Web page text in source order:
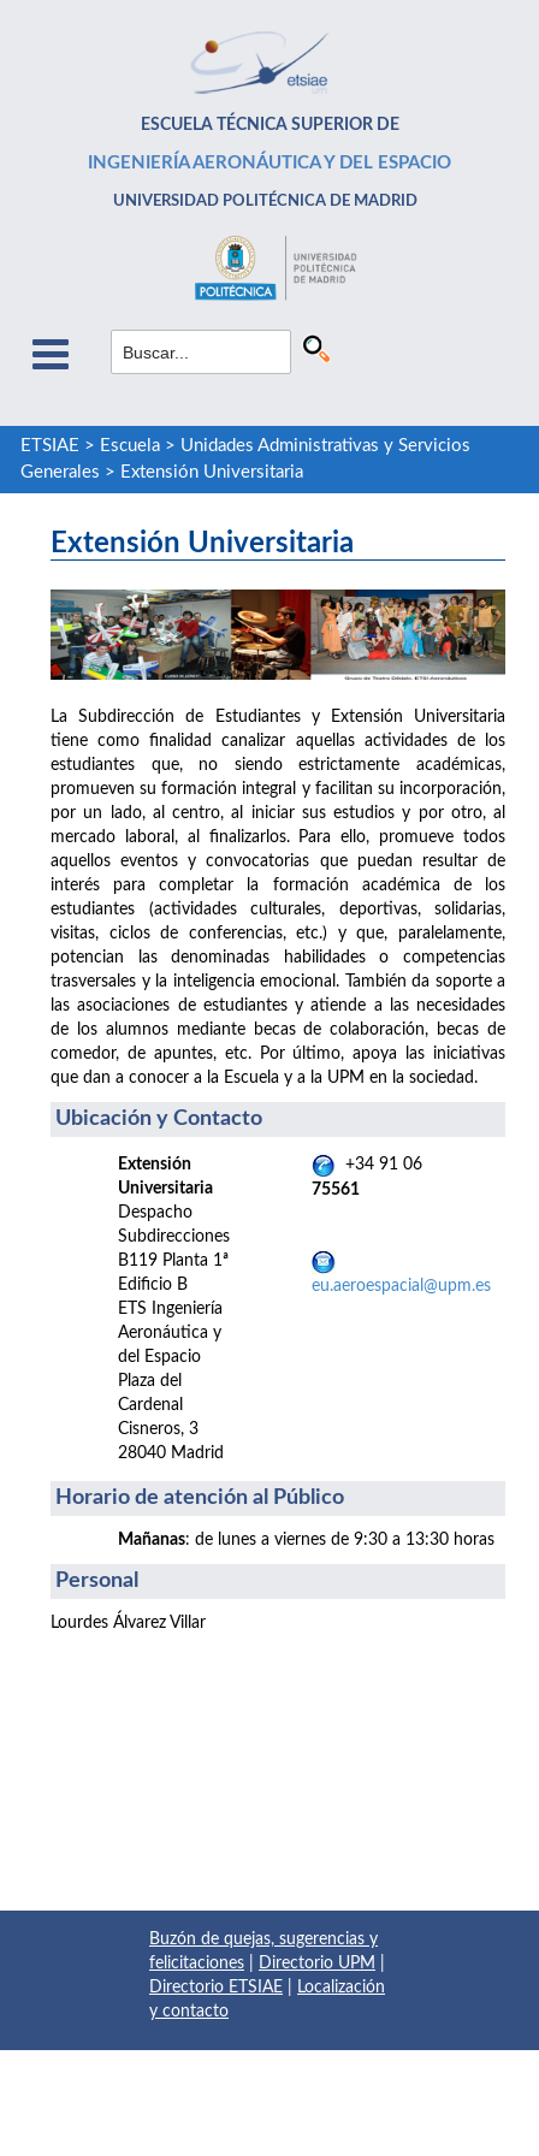
ESCUELA TÉCNICA SUPERIOR DE
INGENIERÍA AERONÁUTICA Y DEL ESPACIO
UNIVERSIDAD POLITÉCNICA DE MADRID
ETSIAE > Escuela> Unidades Administrativas y Servicios
Generales > Extensión Universitaria
Extensión Universitaria
La Subdirección de Estudiantes y Extensión Universitaria
tiene como finalidad canalizar aquellas actividades de los
estudiantes que, no siendo estrictamente académicas,
promueven su formación integral y facilitan su incorporación,
por un lado, al centro, al iniciar sus estudios y por otro, al
mercado laboral, al finalizarlos. Para ello, promueve todos
aquellos eventos y convocatorias que puedan resultar de
interés para completar la formación académica de los
estudiantes (actividades culturales, deportivas, solidarias,
visitas, ciclos de conferencias, etc.) y que, paralelamente,
potencian las denominadas habilidades o competencias
trasversales y la inteligencia emocional. También da soporte a
las asociaciones de estudiantes y atiende a las necesidades
de los alumnos mediante becas de colaboración, becas de
comedor, de apuntes, etc. Por último, apoya las iniciativas
que dan a conocer a la Escuela y a la UPM en la sociedad.
Ubicación y Contacto
Extensión
Universitaria
Despacho
Subdirecciones
B119 Planta 1ª
Edificio B
ETS Ingeniería
Aeronáutica y
del Espacio
Plaza del
Cardenal
Cisneros, 3
28040 Madrid
+34 91 06
75561
eu.aeroespacial@upm.es
Horario de atención al Público
Mañanas: de lunes a viernes de 9:30 a 13:30 horas
Personal
Lourdes Álvarez Villar
Buzón de quejas, sugerencias y
felicitaciones
Directorio UPM
Directorio ETSIAE
Localización
y contacto